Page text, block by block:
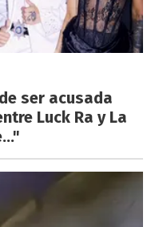
ser acusada
Luck Ra y La